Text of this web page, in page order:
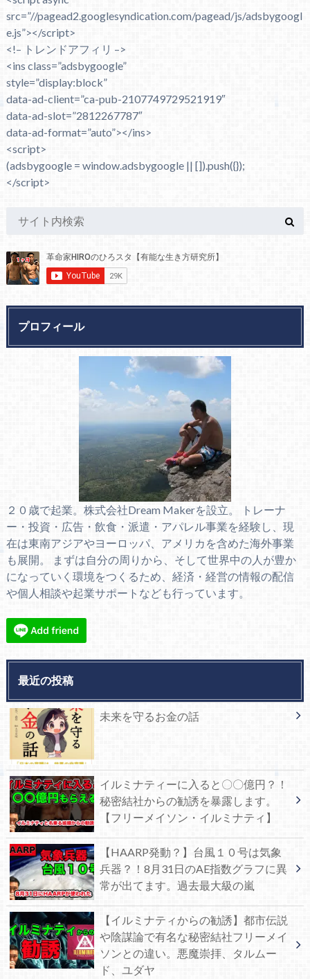
src=”//pagead2.googlesyndication.com/pagead/js/adsbygoogl
e.js”></script>
<!– トレンドアフィリ –>
<ins class=”adsbygoogle”
style=”display:block”
data-ad-client=”ca-pub-2107749729521919″
data-ad-slot=”2812267787″
data-ad-format=”auto”></ins>
<script>
(adsbygoogle = window.adsbygoogle || []).push({});
</script>
プロフィール
２０歳で起業。株式会社Dream Makerを設立。 トレーナ
ー・投資・広告・飲食・派遣・アパレル事業を経験し、現
在は東南アジアやヨーロッパ、アメリカを含めた海外事業
も展開。 まずは自分の周りから、そして世界中の人が豊か
になっていく環境をつくるため、経済・経営の情報の配信
や個人相談や起業サポートなども行っています。
最近の投稿
未来を守るお金の話
イルミナティーに入ると〇〇億円？！
秘密結社からの勧誘を暴露します。
【フリーメイソン・イルミナティ】
【HAARP発動？】台風１０号は気象
兵器？！8月31日のAE指数グラフに異
常が出てます。過去最大級の嵐
【イルミナティからの勧誘】都市伝説
や陰謀論で有名な秘密結社フリーメイ
ソンとの違い。悪魔崇拝、タルムー
ド、ユダヤ